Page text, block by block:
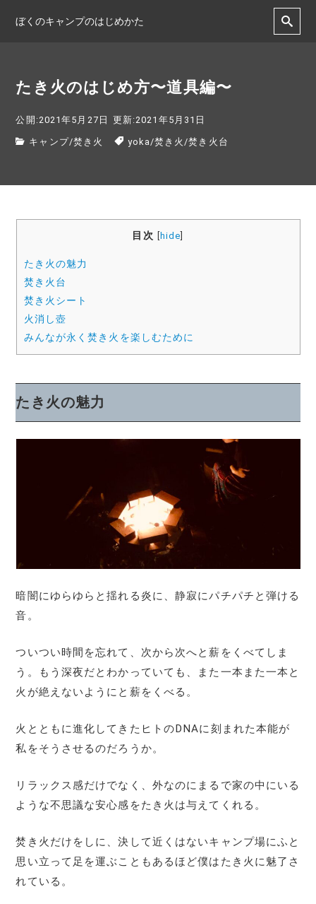
ぼくのキャンプのはじめかた
たき火のはじめ方〜道具編〜
公開:2021年5月27日 更新:2021年5月31日
キャンプ/焚き火 yoka /焚き火 /焚き火台
目次 hide
たき火の魅力
焚き火台
焚き火シート
火消し壺
みんなが永く焚き火を楽しむために
たき火の魅力
暗闇にゆらゆらと揺れる炎に、静寂にパチパチと弾ける
音。
ついつい時間を忘れて、次から次へと薪をくべてしま
う。もう深夜だとわかっていても、また一本また一本と
火が絶えないようにと薪をくべる。
火とともに進化してきたヒトのDNAに刻まれた本能が
私をそうさせるのだろうか。
リラックス感だけでなく、外なのにまるで家の中にいる
ような不思議な安心感をたき火は与えてくれる。
焚き火だけをしに、決して近くはないキャンプ場にふと
思い立って足を運ぶこともあるほど僕はたき火に魅了さ
れている。